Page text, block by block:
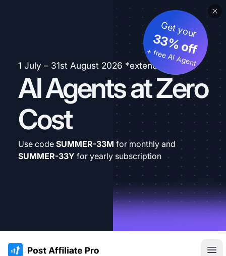
1 July – 31st August 2026 *extended
AI Agents at Zero
Cost
Get your
33% off
+ free AI Agent
Use code SUMMER-33M for monthly and
SUMMER-33Y for yearly subscription
:site.title